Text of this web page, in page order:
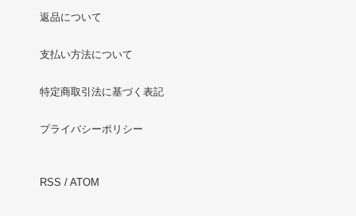
返品について
支払い方法について
特定商取引法に基づく表記
プライバシーポリシー
RSS / ATOM